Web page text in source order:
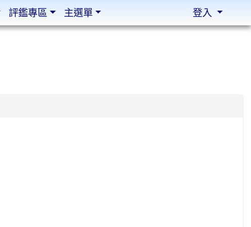
評鑑專區 主選單 登入